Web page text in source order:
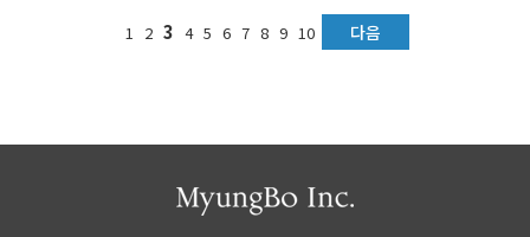
1 2 3 4 5 6 7 8 9 10 다음